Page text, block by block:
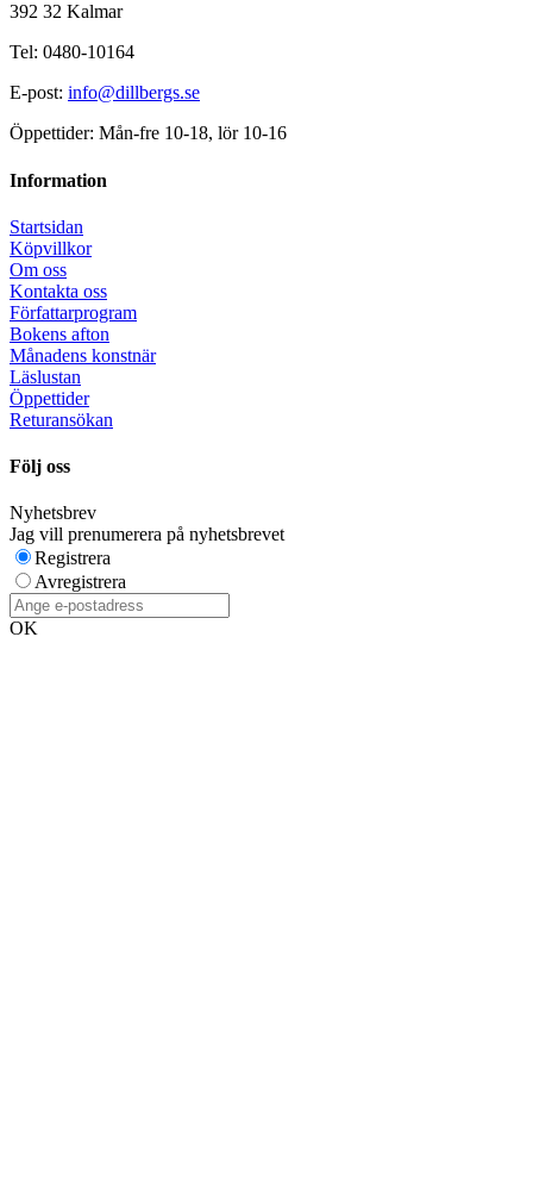
392 32 Kalmar
Tel: 0480-10164
E-post: info@dillbergs.se
Öppettider: Mån-fre 10-18, lör 10-16
Information
Startsidan
Köpvillkor
Om oss
Kontakta oss
Författarprogram
Bokens afton
Månadens konstnär
Läslustan
Öppettider
Returansökan
Följ oss
Nyhetsbrev
Jag vill prenumerera på nyhetsbrevet
Registrera
Avregistrera
OK